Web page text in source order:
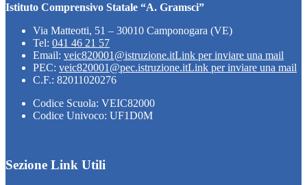
Istituto Comprensivo Statale “A. Gramsci”
Via Matteotti, 51 – 30010 Camponogara (VE)
Tel: 041 46 21 57
Email: veic820001@istruzione.itLink per inviare una mail
PEC: veic820001@pec.istruzione.itLink per inviare una mail
C.F.: 82011020276
Codice Scuola: VEIC82000
Codice Univoco: UF1D0M
Sezione Link Utili